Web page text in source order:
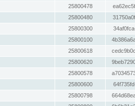
25800478
25800480
25800300
25800100
25800618
25800620
25800578
25800600
25800798